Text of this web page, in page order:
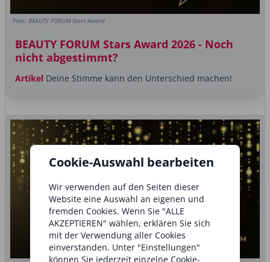
Foto: BEAUTY FORUM Stars Award
BEAUTY FORUM Stars Award 2026 - Noch
nicht abgestimmt?
Artikel Deine Stimme kann den Unterschied machen!
Cookie-Auswahl bearbeiten
Wir verwenden auf den Seiten dieser
Website eine Auswahl an eigenen und
fremden Cookies. Wenn Sie "ALLE
AKZEPTIEREN" wählen, erklären Sie sich
mit der Verwendung aller Cookies
einverstanden. Unter "Einstellungen"
können Sie jederzeit einzelne Cookie-